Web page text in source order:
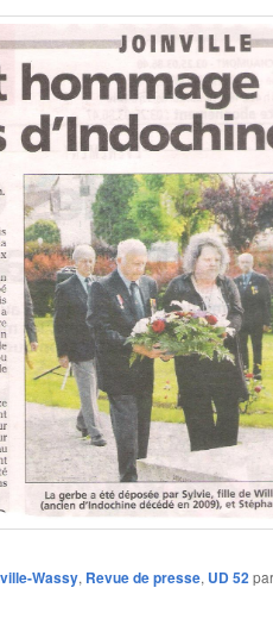
Wassy, Revue de presse, UD 52par